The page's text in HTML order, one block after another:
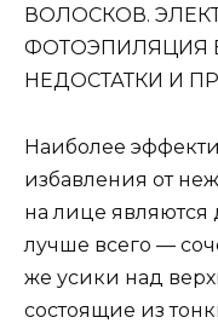
ВОЛОСКОВ.
ФОТОЭПИЛЯЦИЯ
НЕДОСТАТКИ И
Наиболее
избавления от
на лице
лучше всего —
же усики над
состоящие из